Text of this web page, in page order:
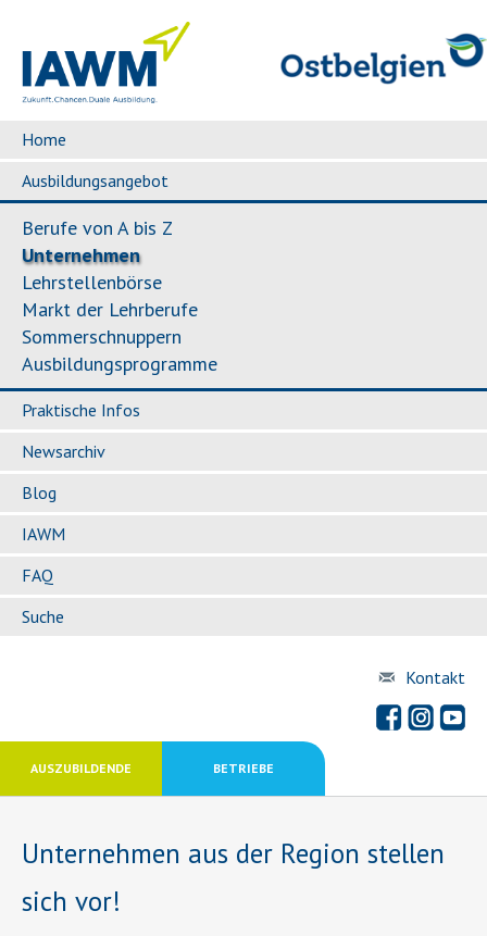
Home
Ausbildungsangebot
Berufe von A bis Z
Unternehmen
Lehrstellenbörse
Markt der Lehrberufe
Sommerschnuppern
Ausbildungsprogramme
Praktische Infos
Newsarchiv
Blog
IAWM
FAQ
Suche
Kontakt
AUSZUBILDENDE BETRIEBE
Unternehmen aus der Region stellen
sich vor!